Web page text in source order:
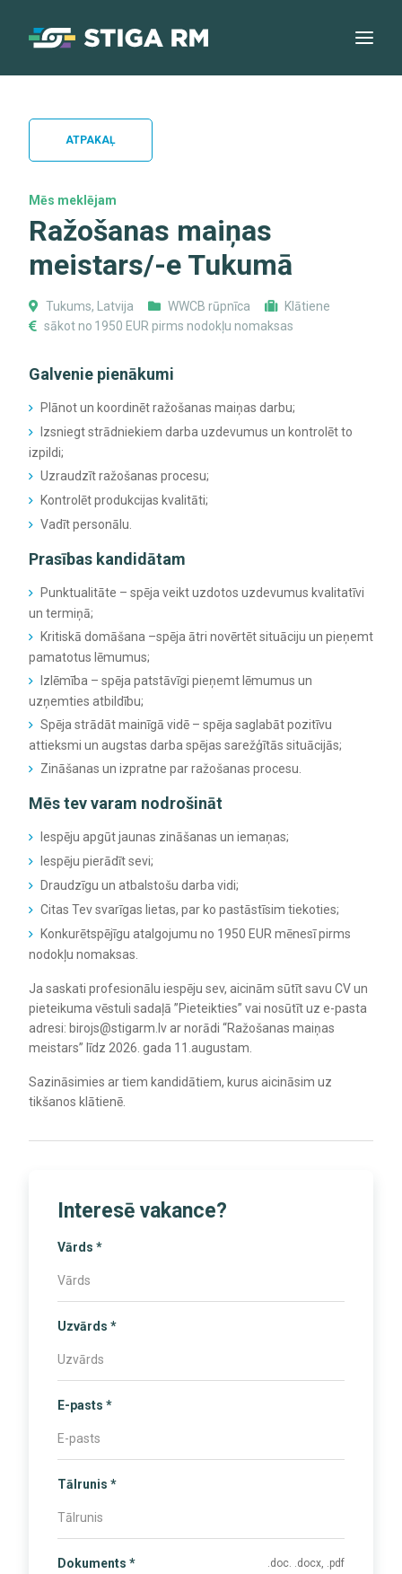
ATPAKAĻ
Mēs meklējam
Ražošanas maiņas
meistars/-e Tukumā
Tukums, Latvija WWCB rūpnīca
Klātiene
sākot no 1950 EUR pirms nodokļu nomaksas
Galvenie pienākumi
Plānot un koordinēt ražošanas maiņas darbu;
Izsniegt strādniekiem darba uzdevumus un kontrolēt to
izpildi;
Uzraudzīt ražošanas procesu;
Kontrolēt produkcijas kvalitāti;
Vadīt personālu.
Prasības kandidātam
Punktualitāte – spēja veikt uzdotos uzdevumus kvalitatīvi
un termiņā;
Kritiskā domāšana –spēja ātri novērtēt situāciju un pieņemt
pamatotus lēmumus;
Izlēmība – spēja patstāvīgi pieņemt lēmumus un
uzņemties atbildību;
Spēja strādāt mainīgā vidē – spēja saglabāt pozitīvu
attieksmi un augstas darba spējas sarežģītās situācijās;
Zināšanas un izpratne par ražošanas procesu.
Mēs tev varam nodrošināt
Iespēju apgūt jaunas zināšanas un iemaņas;
Iespēju pierādīt sevi;
Draudzīgu un atbalstošu darba vidi;
Citas Tev svarīgas lietas, par ko pastāstīsim tiekoties;
Konkurētspējīgu atalgojumu no 1950 EUR mēnesī pirms
nodokļu nomaksas.
Ja saskati profesionālu iespēju sev, aicinām sūtīt savu CV un
pieteikuma vēstuli sadaļā ”Pieteikties” vai nosūtīt uz e-pasta
adresi: birojs@stigarm.lv ar norādi “Ražošanas maiņas
meistars” līdz 2026. gada 11.augustam.
Sazināsimies ar tiem kandidātiem, kurus aicināsim uz
tikšanos klātienē.
Interesē vakance?
Vārds *
Uzvārds *
E-pasts *
Tālrunis *
Dokuments * .doc. .docx, .pdf